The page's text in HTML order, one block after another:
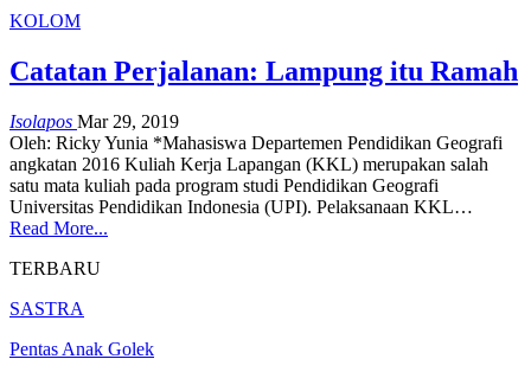
KOLOM
Catatan Perjalanan: Lampung itu Ramah
Isolapos Mar 29, 2019
Oleh: Ricky Yunia *Mahasiswa Departemen Pendidikan Geografi
angkatan 2016 Kuliah Kerja Lapangan (KKL) merupakan salah
satu mata kuliah pada program studi Pendidikan Geografi
Universitas Pendidikan Indonesia (UPI). Pelaksanaan KKL…
Read More...
TERBARU
SASTRA
Pentas Anak Golek